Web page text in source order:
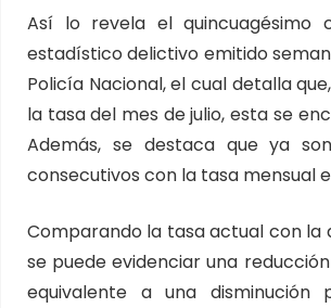
Así lo revela el quincuagésimo
estadístico delictivo emitido
Policía Nacional, el cual detalla
la tasa del mes de julio, esta se
Además, se destaca que ya
consecutivos con la tasa mensual
Comparando la tasa actual con la
se puede evidenciar una reducción
equivalente a una disminución